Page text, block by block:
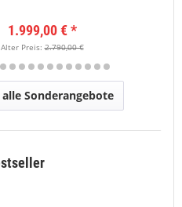
1.999,00 € *
Alter Preis:2.790,00 €
alle Sonderangebote